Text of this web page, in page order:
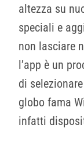
altezza su
speciali e
non lasciare
l’app è un
di
globo fama
infatti